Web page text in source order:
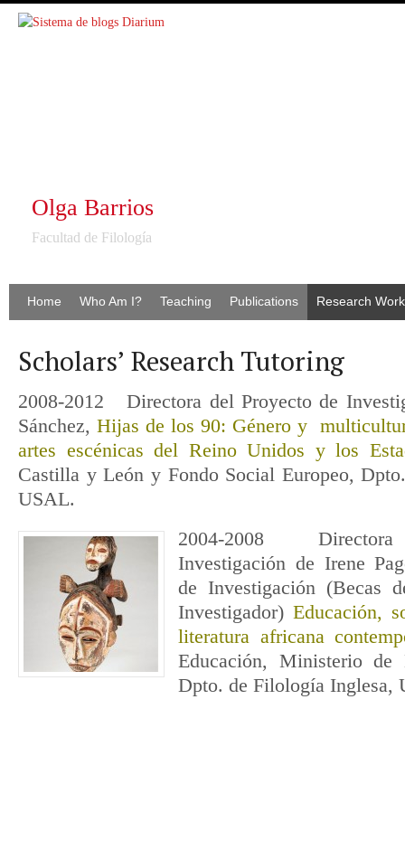
Olga Barrios
Facultad de Filología
Home Who Am I? Teaching Publications Research Work
Scholars’ Research Tutoring
2008-2012 Directora del Proyecto de
Sánchez, Hijas de los 90: Género y
artes escénicas del Reino Unidos y los
Castilla y León y Fondo Social Europeo,
USAL.
2004-2008
Investigación de Irene
de Investigación (Becas
Investigador) Educación,
literatura africana
Educación, Ministerio de
Dpto. de Filología Inglesa,